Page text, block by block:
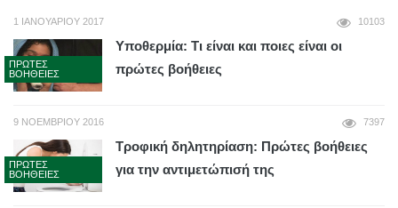
1 ΙΑΝΟΥΑΡΊΟΥ 2017 10103
ΠΡΏΤΕΣ
ΒΟΉΘΕΙΕΣ
Υποθερμία: Τι είναι και ποιες είναι οι
πρώτες βοήθειες
9 ΝΟΕΜΒΡΊΟΥ 2016 7397
ΠΡΏΤΕΣ
ΒΟΉΘΕΙΕΣ
Τροφική δηλητηρίαση: Πρώτες βοήθειες
για την αντιμετώπισή της